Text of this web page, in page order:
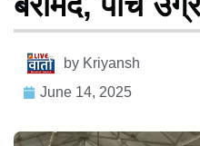
by Kriyansh
June 14, 2025